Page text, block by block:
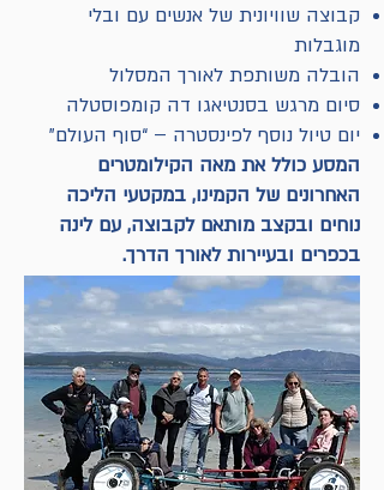
קבוצה שוויונית של אנשים עם ובלי
מוגבלות
הובלה משותפת לאורך המסלול
סיום מרגש בסנטיאגו דה קומפוסטלה
יום טיול נוסף לפינסטרה – “סוף העולם”
המסע כולל את מאה הקילומטרים
האחרונים של הקמינו, במקטעי הליכה
נוחים ובקצב מותאם לקבוצה, עם לינה
בכפרים ובעיירות לאורך הדרך.